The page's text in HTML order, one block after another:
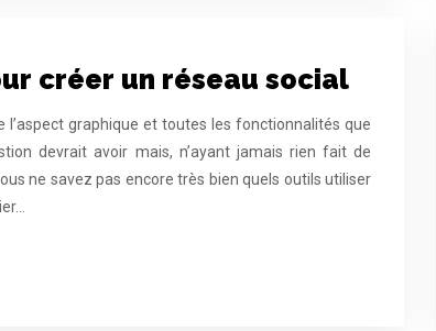
créer un réseau social
l’aspect graphique et toutes les fonctionnalités que
devrait avoir mais, n’ayant jamais rien fait de
ne savez pas encore très bien quels outils utiliser